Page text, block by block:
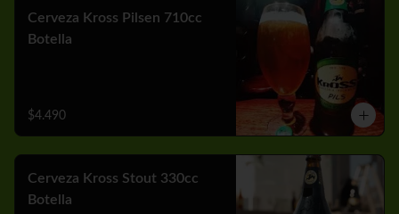
Cerveza Kross Pilsen 710cc
Botella
$4.490
Cerveza Kross Stout 330cc
Botella